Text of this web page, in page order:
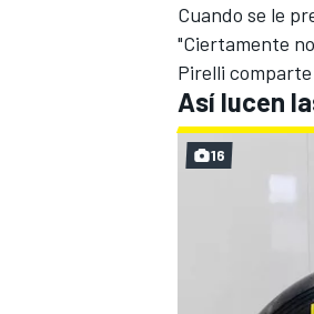
Cuando se le
"Ciertamente
Pirelli
Así lucen
16